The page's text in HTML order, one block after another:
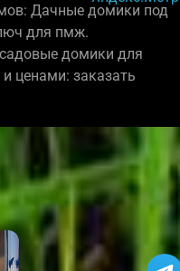
Дачные домики под
для пмж.
домики для
ценами: заказать